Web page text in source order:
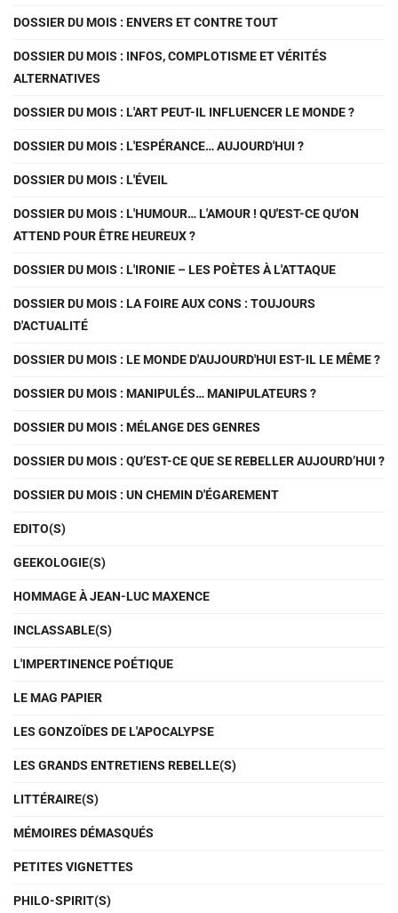
DOSSIER DU MOIS : ENVERS ET CONTRE TOUT
DOSSIER DU MOIS : INFOS, COMPLOTISME ET VÉRITÉS
ALTERNATIVES
DOSSIER DU MOIS : L'ART PEUT-IL INFLUENCER LE MONDE ?
DOSSIER DU MOIS : L'ESPÉRANCE… AUJOURD'HUI ?
DOSSIER DU MOIS : L'ÉVEIL
DOSSIER DU MOIS : L'HUMOUR… L'AMOUR ! QU'EST-CE QU'ON
ATTEND POUR ÊTRE HEUREUX ?
DOSSIER DU MOIS : L'IRONIE – LES POÈTES À L'ATTAQUE
DOSSIER DU MOIS : LA FOIRE AUX CONS : TOUJOURS
D'ACTUALITÉ
DOSSIER DU MOIS : LE MONDE D'AUJOURD'HUI EST-IL LE MÊME ?
DOSSIER DU MOIS : MANIPULÉS… MANIPULATEURS ?
DOSSIER DU MOIS : MÉLANGE DES GENRES
DOSSIER DU MOIS : QU’EST-CE QUE SE REBELLER AUJOURD’HUI ?
DOSSIER DU MOIS : UN CHEMIN D'ÉGAREMENT
EDITO(S)
GEEKOLOGIE(S)
HOMMAGE À JEAN-LUC MAXENCE
INCLASSABLE(S)
L'IMPERTINENCE POÉTIQUE
LE MAG PAPIER
LES GONZOÏDES DE L'APOCALYPSE
LES GRANDS ENTRETIENS REBELLE(S)
LITTÉRAIRE(S)
MÉMOIRES DÉMASQUÉS
PETITES VIGNETTES
PHILO-SPIRIT(S)